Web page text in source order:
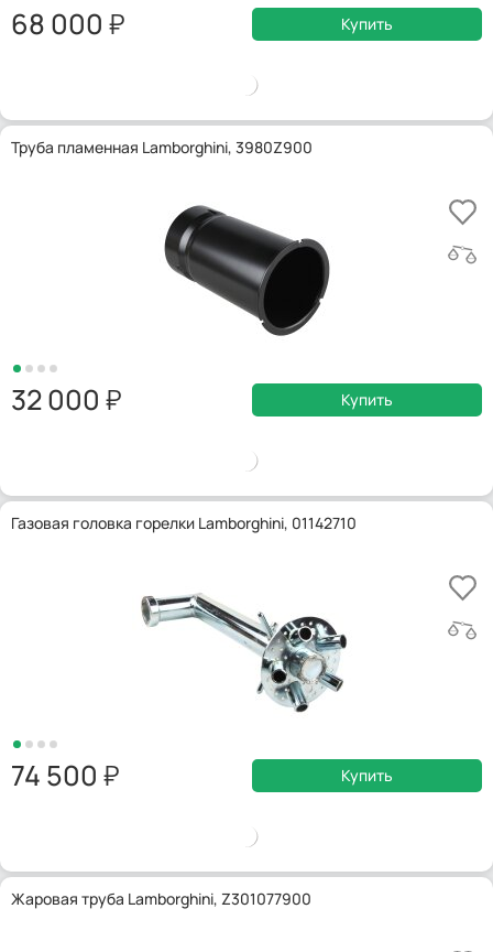
68 000 Купить
Труба пламенная Lamborghini, 3980Z900
32 000 Купить
Газовая головка горелки Lamborghini, 01142710
74 500 Купить
Жаровая труба Lamborghini, Z301077900